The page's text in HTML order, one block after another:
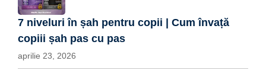
7 niveluri în șah pentru copii | Cum învață
copiii șah pas cu pas
aprilie 23, 2026